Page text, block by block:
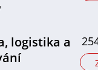
logistika a